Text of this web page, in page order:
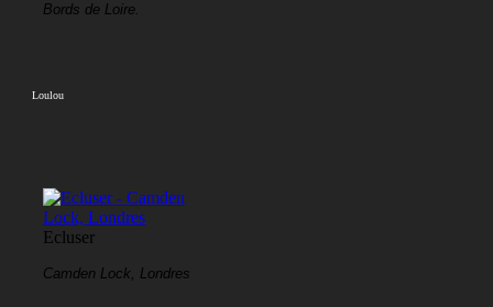
Bords de Loire.
Loulou
Ecluser
Camden Lock, Londres